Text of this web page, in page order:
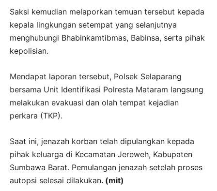
Saksi kemudian melaporkan temuan tersebut kepada
kepala lingkungan setempat yang selanjutnya
menghubungi Bhabinkamtibmas, Babinsa, serta pihak
kepolisian.
Mendapat laporan tersebut, Polsek Selaparang
bersama Unit Identifikasi Polresta Mataram langsung
melakukan evakuasi dan olah tempat kejadian
perkara (TKP).
Saat ini, jenazah korban telah dipulangkan kepada
pihak keluarga di Kecamatan Jereweh, Kabupaten
Sumbawa Barat. Pemulangan jenazah setelah proses
autopsi selesai dilakukan. (mit)